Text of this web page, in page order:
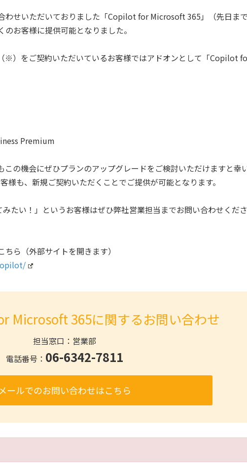
わせいただいておりました「Copilot for Microsoft 365」（先日ま
お客様に提供可能となりました。
※）をご契約いただいているお客様ではアドオンとして「Copilot
Premium
の機会にぜひプランのアップグレードをご検討いただけますと幸
も、新規ご契約いただくことでご提供が可能となります。
たい！」というお客様はぜひ弊社営業担当までお問い合わせくだ
ら（外部サイトを開きます）
Microsoft 365に関するお問い合わせ
担当窓口：営業部
電話番号： 06-6342-7811
メールでのお問い合わせはこちら